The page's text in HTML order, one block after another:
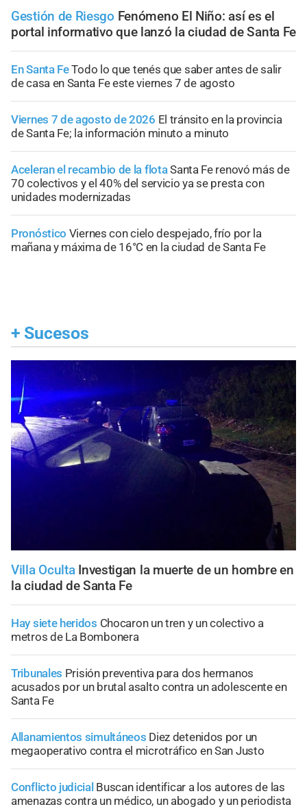
Gestión de Riesgo Fenómeno El Niño: así es el
portal informativo que lanzó la ciudad de Santa Fe
En Santa FeTodo lo que tenés que saber antes de salir
de casa en Santa Fe este viernes 7 de agosto
Viernes 7 de agosto de 2026 El tránsito en la provincia
de Santa Fe; la información minuto a minuto
Aceleran el recambio de la flotaSanta Fe renovó más de
70 colectivos y el 40% del servicio ya se presta con
unidades modernizadas
Pronóstico Viernes con cielo despejado, frío por la
mañana y máxima de 16°C en la ciudad de Santa Fe
+ Sucesos
Villa Oculta Investigan la muerte de un hombre en
la ciudad de Santa Fe
Hay siete heridos Chocaron un tren y un colectivo a
metros de La Bombonera
Tribunales Prisión preventiva para dos hermanos
acusados por un brutal asalto contra un adolescente en
Santa Fe
Allanamientos simultáneos Diez detenidos por un
megaoperativo contra el microtráfico en San Justo
Conflicto judicial Buscan identificar a los autores de las
amenazas contra un médico, un abogado y un periodista